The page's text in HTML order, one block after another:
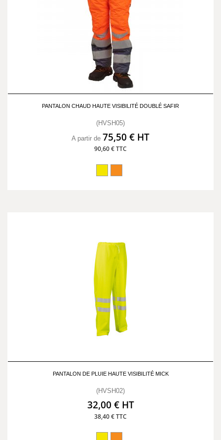
PANTALON CHAUD HAUTE VISIBILITÉ DOUBLÉ SAFIR
(HVSH05)
A partir de 75,50 € HT
90,60 € TTC
PANTALON DE PLUIE HAUTE VISIBILITÉ MICK
(HVSH02)
32,00 € HT
38,40 € TTC